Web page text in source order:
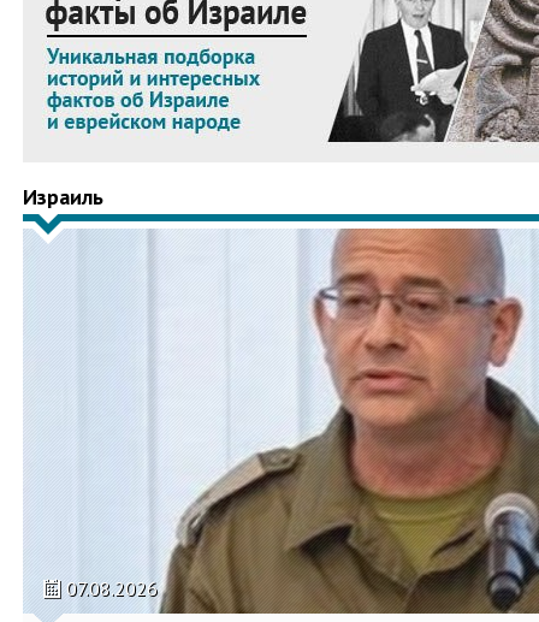
Израиль
07.08.2026